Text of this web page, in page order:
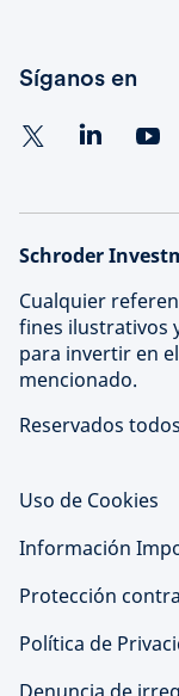
Síganos en
Schroder
Cualquier
fines ilustrativos
para invertir en
mencionado.
Reservados
Uso de Cookies
Información
Protección
Política de